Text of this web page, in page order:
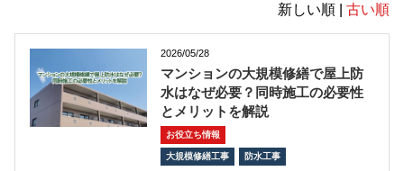
新しい順 | 古い順
2026/05/28
マンションの大規模修繕で屋上防
水はなぜ必要？同時施工の必要性
とメリットを解説
お役立ち情報
大規模修繕工事 防水工事